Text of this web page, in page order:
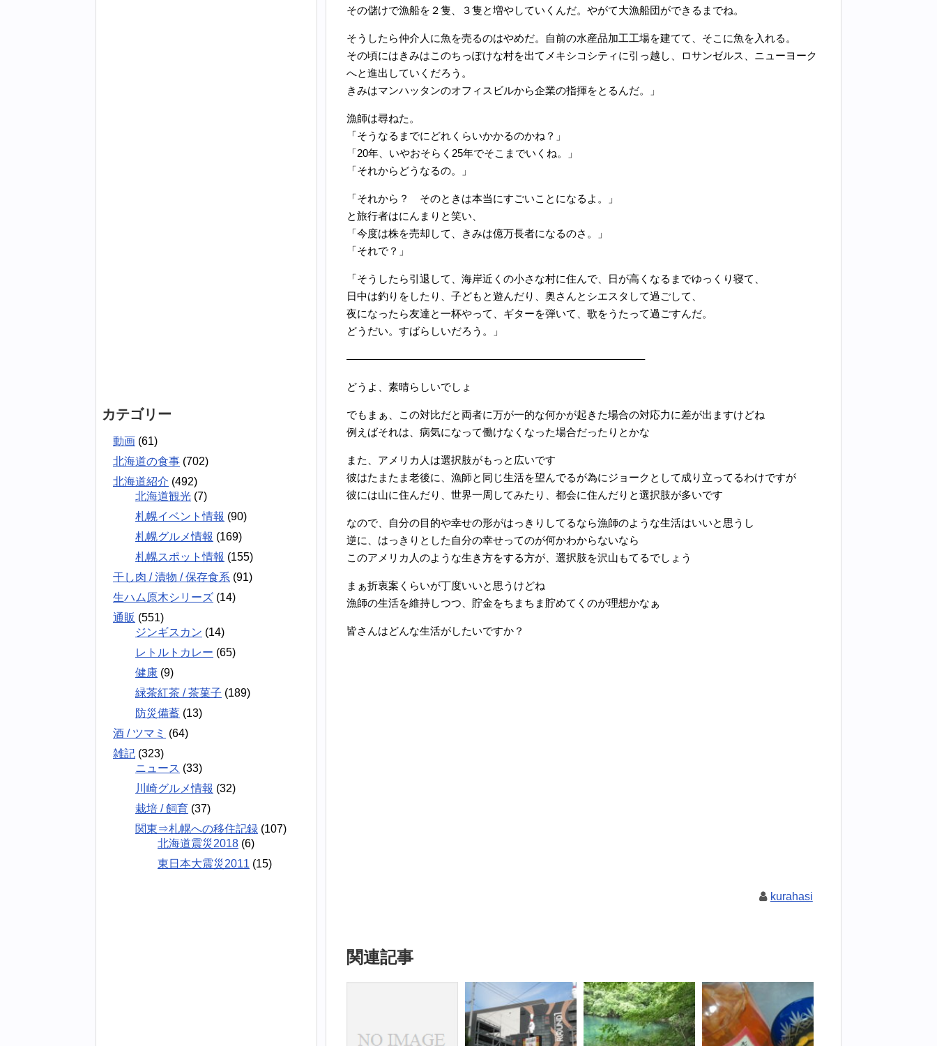
その儲けで漁船を２隻、３隻と増やしていくんだ。やがて大漁船団ができるまでね。
そうしたら仲介人に魚を売るのはやめだ。自前の水産品加工工場を建てて、そこに魚を入れる。
その頃にはきみはこのちっぽけな村を出てメキシコシティに引っ越し、ロサンゼルス、ニューヨーク
へと進出していくだろう。
きみはマンハッタンのオフィスビルから企業の指揮をとるんだ。」
漁師は尋ねた。
「そうなるまでにどれくらいかかるのかね？」
「20年、いやおそらく25年でそこまでいくね。」
「それからどうなるの。」
「それから？ そのときは本当にすごいことになるよ。」
と旅行者はにんまりと笑い、
「今度は株を売却して、きみは億万長者になるのさ。」
「それで？」
「そうしたら引退して、海岸近くの小さな村に住んで、日が高くなるまでゆっくり寝て、
日中は釣りをしたり、子どもと遊んだり、奥さんとシエスタして過ごして、
夜になったら友達と一杯やって、ギターを弾いて、歌をうたって過ごすんだ。
どうだい。すばらしいだろう。」
————————————————————————————–
どうよ、素晴らしいでしょ
でもまぁ、この対比だと両者に万が一的な何かが起きた場合の対応力に差が出ますけどね
例えばそれは、病気になって働けなくなった場合だったりとかな
また、アメリカ人は選択肢がもっと広いです
彼はたまたま老後に、漁師と同じ生活を望んでるが為にジョークとして成り立ってるわけですが
彼には山に住んだり、世界一周してみたり、都会に住んだりと選択肢が多いです
なので、自分の目的や幸せの形がはっきりしてるなら漁師のような生活はいいと思うし
逆に、はっきりとした自分の幸せってのが何かわからないなら
このアメリカ人のような生き方をする方が、選択肢を沢山もてるでしょう
まぁ折衷案くらいが丁度いいと思うけどね
漁師の生活を維持しつつ、貯金をちまちま貯めてくのが理想かなぁ
皆さんはどんな生活がしたいですか？
kurahasi
関連記事
カテゴリー
動画 (61)
北海道の食事 (702)
北海道紹介 (492)
北海道観光 (7)
札幌イベント情報 (90)
札幌グルメ情報 (169)
札幌スポット情報 (155)
干し肉 / 漬物 / 保存食系 (91)
生ハム原木シリーズ (14)
通販 (551)
ジンギスカン (14)
レトルトカレー (65)
健康 (9)
緑茶紅茶 / 茶菓子 (189)
防災備蓄 (13)
酒 / ツマミ (64)
雑記 (323)
ニュース (33)
川崎グルメ情報 (32)
栽培 / 飼育 (37)
関東⇒札幌への移住記録 (107)
北海道震災2018 (6)
東日本大震災2011 (15)